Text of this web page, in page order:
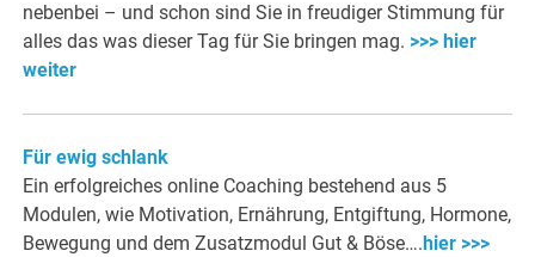
nebenbei – und schon sind Sie in freudiger Stimmung für
alles das was dieser Tag für Sie bringen mag. >>> hier
weiter
Für ewig schlank
Ein erfolgreiches online Coaching bestehend aus 5
Modulen, wie Motivation, Ernährung, Entgiftung, Hormone,
Bewegung und dem Zusatzmodul Gut & Böse…. hier >>>